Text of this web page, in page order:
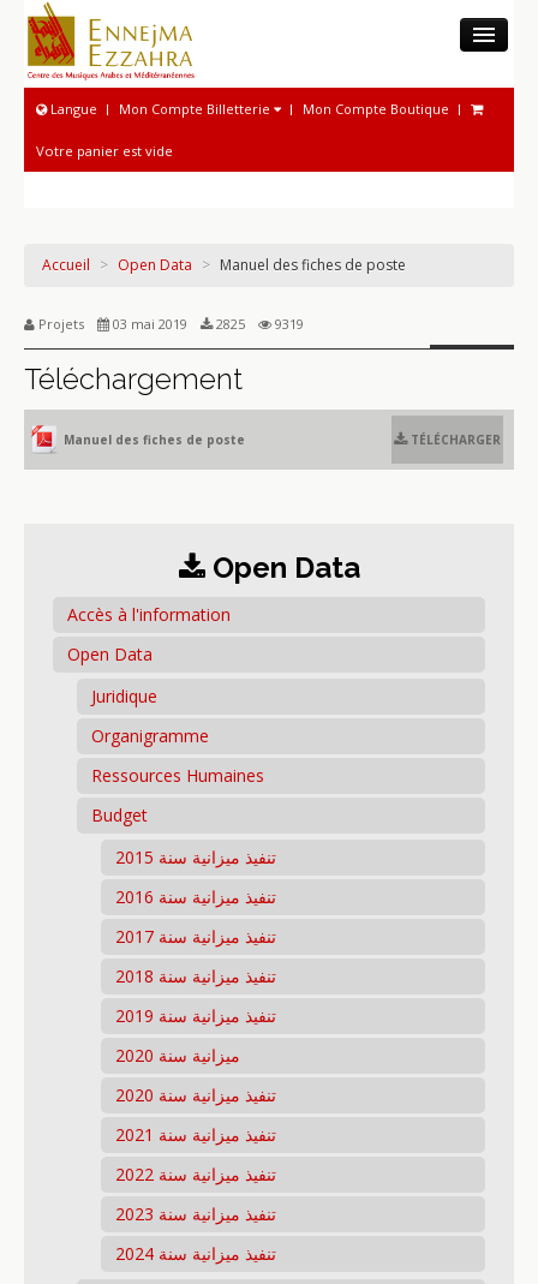
Langue Mon Compte Billetterie Mon Compte Boutique
Votre panier est vide
MUSÉE
ACTIVITÉS MUSICALES
Accueil > Open Data > Manuel des fiches de poste
Projets 03 mai 2019 2825 9319
Téléchargement
Manuel des fiches de poste TÉLÉCHARGER
Open Data
Accès à l'information
Open Data
Juridique
Organigramme
Ressources Humaines
Budget
تنفيذ ميزانية سنة 2015
تنفيذ ميزانية سنة 2016
تنفيذ ميزانية سنة 2017
تنفيذ ميزانية سنة 2018
تنفيذ ميزانية سنة 2019
ميزانية سنة 2020
تنفيذ ميزانية سنة 2020
تنفيذ ميزانية سنة 2021
تنفيذ ميزانية سنة 2022
تنفيذ ميزانية سنة 2023
تنفيذ ميزانية سنة 2024